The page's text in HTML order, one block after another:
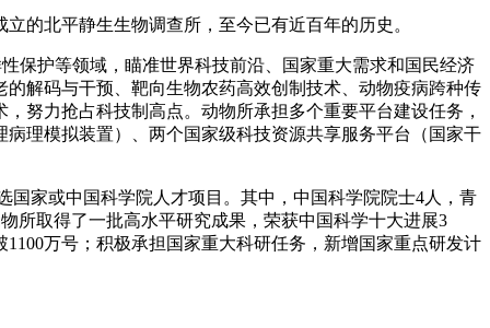
的北平静生生物调查所，至今已有近百年的历史。
保护等领域，瞄准世界科技前沿、国家重大需求和国民经济
解码与干预、靶向生物农药高效创制技术、动物疫病跨种传
努力抢占科技制高点。动物所承担多个重要平台建设任务，
理模拟装置）、两个国家级科技资源共享服务平台（国家干
国家或中国科学院人才项目。其中，中国科学院院士4人，青
所取得了一批高水平研究成果，荣获中国科学十大进展3
万号；积极承担国家重大科研任务，新增国家重点研发计